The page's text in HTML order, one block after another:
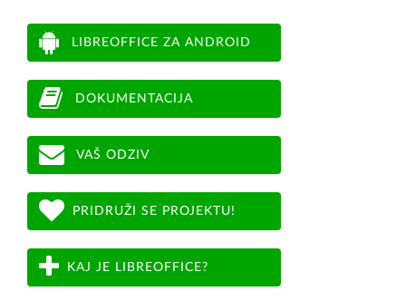
LIBREOFFICE ZA ANDROID
DOKUMENTACIJA
VAŠ ODZIV
PRIDRUŽI SE PROJEKTU!
KAJ JE LIBREOFFICE?